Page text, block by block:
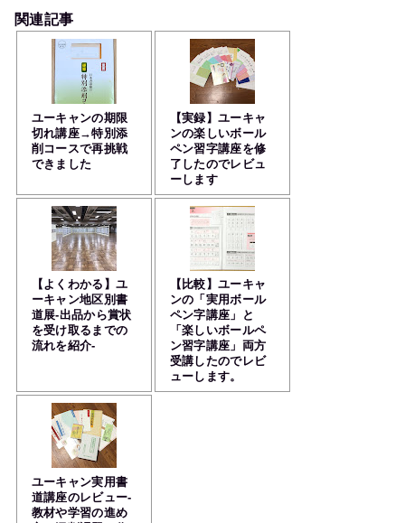
関連記事
ユーキャンの期限
切れ講座→特別添
削コースで再挑戦
できました
【実録】ユーキャ
ンの楽しいボール
ペン習字講座を修
了したのでレビュ
ーします
【よくわかる】ユ
ーキャン地区別書
道展-出品から賞状
を受け取るまでの
流れを紹介-
【比較】ユーキャ
ンの「実用ボール
ペン字講座」と
「楽しいボールペ
ン習字講座」両方
受講したのでレビ
ューします。
ユーキャン実用書
道講座のレビュー-
教材や学習の進め